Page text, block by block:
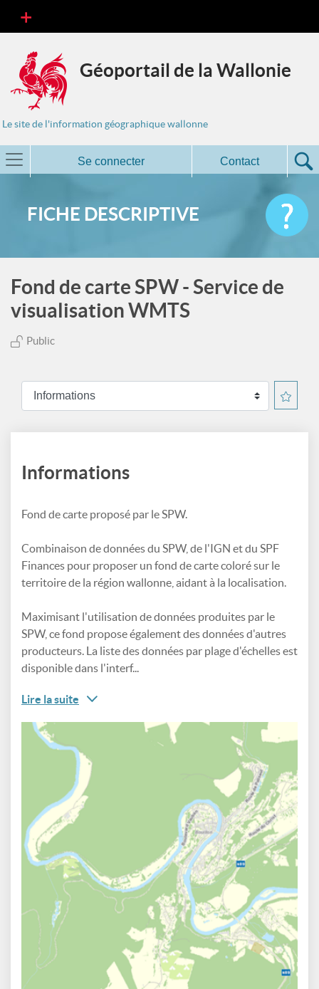
Géoportail de la Wallonie
Le site de l'information géographique wallonne
Se connecter Contact
FICHE DESCRIPTIVE
Fond de carte SPW - Service de
visualisation WMTS
Public
Informations
Fond de carte proposé par le SPW.
Combinaison de données du SPW, de l'IGN et du SPF
Finances pour proposer un fond de carte coloré sur le
territoire de la région wallonne, aidant à la localisation.
Maximisant l'utilisation de données produites par le
SPW, ce fond propose également des données d'autres
producteurs. La liste des données par plage d'échelles est
disponible dans l'interf...
Lire la suite